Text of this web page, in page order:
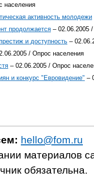
населения
активность молодежи
продолжается – 02.06.2005
и доступность –
/ Опрос населения
– 02.06.2005 / Опрос
и конкурс "Евровидение" –
hello@fom.ru
материалов
обязательна.